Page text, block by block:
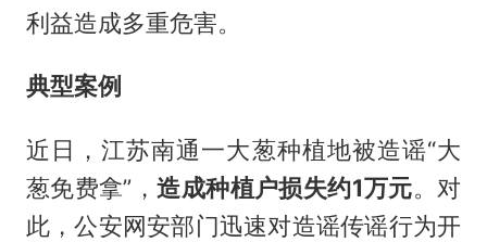
利益造成多重危害。
典型案例
近日，江苏南通一大葱种植地被造谣“大
葱免费拿”，造成种植户损失约1万元。对
此，公安网安部门迅速对造谣传谣行为开